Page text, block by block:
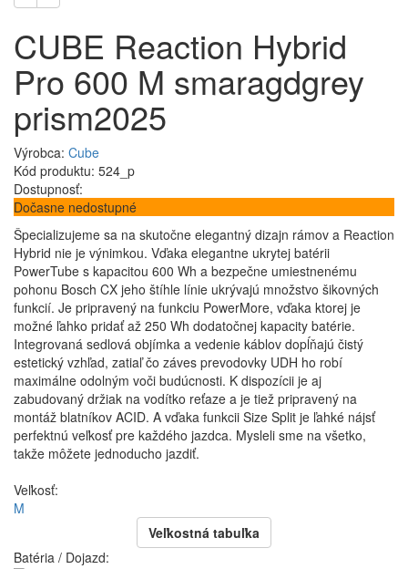
CUBE Reaction Hybrid
Pro 600 M smaragdgrey
prism2025
Výrobca: Cube
Kód produktu: 524_p
Dostupnosť:
Dočasne nedostupné
Špecializujeme sa na skutočne elegantný dizajn rámov a Reaction
Hybrid nie je výnimkou. Vďaka elegantne ukrytej batérii
PowerTube s kapacitou 600 Wh a bezpečne umiestnenému
pohonu Bosch CX jeho štíhle línie ukrývajú množstvo šikovných
funkcií. Je pripravený na funkciu PowerMore, vďaka ktorej je
možné ľahko pridať až 250 Wh dodatočnej kapacity batérie.
Integrovaná sedlová objímka a vedenie káblov dopĺňajú čistý
estetický vzhľad, zatiaľ čo záves prevodovky UDH ho robí
maximálne odolným voči budúcnosti. K dispozícii je aj
zabudovaný držiak na vodítko reťaze a je tiež pripravený na
montáž blatníkov ACID. A vďaka funkcii Size Split je ľahké nájsť
perfektnú veľkosť pre každého jazdca. Mysleli sme na všetko,
takže môžete jednoducho jazdiť.
Veľkosť:
M
Veľkostná tabuľka
Batéria / Dojazd: